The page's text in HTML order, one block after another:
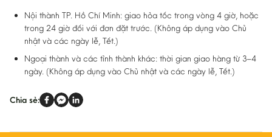
Nội thành TP. Hồ Chí Minh: giao hỏa tốc trong vòng 4 giờ, hoặc
trong 24 giờ đối với đơn đặt trước. (Không áp dụng vào Chủ
nhật và các ngày lễ, Tết.)
Ngoại thành và các tỉnh thành khác: thời gian giao hàng từ 3–4
ngày. (Không áp dụng vào Chủ nhật và các ngày lễ, Tết.)
Chia sẻ: